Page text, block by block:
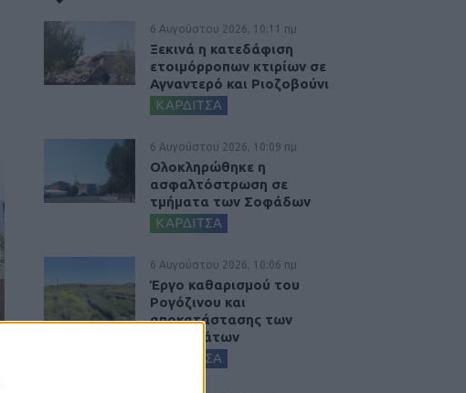
6 Αυγούστου 2026, 10:11 πμ
Ξεκινά η κατεδάφιση
ετοιμόρροπων κτιρίων σε
Αγναντερό και Ριοζοβούνι
ΚΑΡΔΙΤΣΑ
6 Αυγούστου 2026, 10:09 πμ
Ολοκληρώθηκε η
ασφαλτόστρωση σε
τμήματα των Σοφάδων
ΚΑΡΔΙΤΣΑ
6 Αυγούστου 2026, 10:06 πμ
Έργο καθαρισμού του
Ρογόζινου και
αποκατάστασης των
αναχωμάτων
ΚΑΡΔΙΤΣΑ